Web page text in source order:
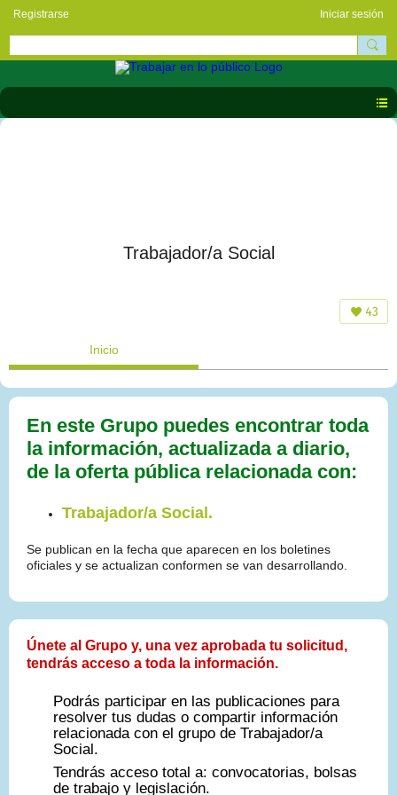
Registrarse Iniciar sesión
Trabajador/a Social
43
Inicio
En este Grupo puedes encontrar toda
la información, actualizada a diario,
de la oferta pública relacionada con:
Trabajador/a Social.
Se publican en la fecha que aparecen en los boletines
oficiales y se actualizan conformen se van desarrollando.
Únete al Grupo y, una vez aprobada tu solicitud,
tendrás acceso a toda la información.
Podrás participar en las publicaciones para
resolver tus dudas o compartir información
relacionada con el grupo de Trabajador/a
Social.
Tendrás acceso total a: convocatorias, bolsas
de trabajo y legislación.